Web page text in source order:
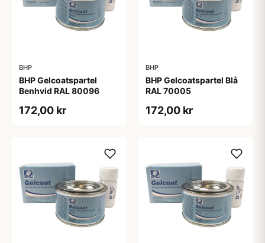
BHP
BHP Gelcoatspartel
Benhvid RAL 80096
172,00 kr
BHP
BHP Gelcoatspartel Blå
RAL 70005
172,00 kr